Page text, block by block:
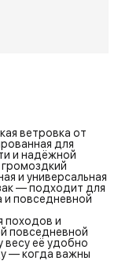
ветровка от
для
и надёжной
и универсальная
— подходит для
и повседневной
походов и
повседневной
весу её удобно
— когда важны